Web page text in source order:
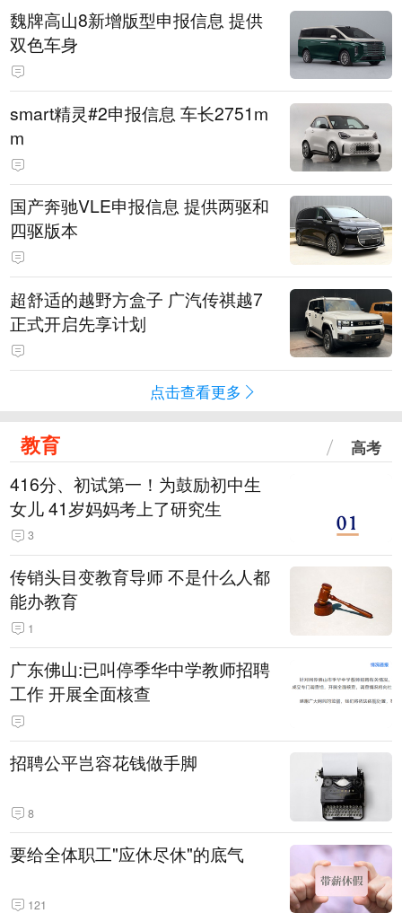
魏牌高山8新增版型申报信息 提供
双色车身
smart精灵#2申报信息 车长2751m
m
国产奔驰VLE申报信息 提供两驱和
四驱版本
超舒适的越野方盒子 广汽传祺越7
正式开启先享计划
点击查看更多
教育 高考
416分、初试第一！为鼓励初中生
女儿 41岁妈妈考上了研究生
3
传销头目变教育导师 不是什么人都
能办教育
1
广东佛山:已叫停季华中学教师招聘
工作 开展全面核查
招聘公平岂容花钱做手脚
8
要给全体职工"应休尽休"的底气
121